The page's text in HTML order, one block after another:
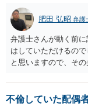
は120万円のみ和解
識を前提にすれば、１
れるため、 120万円
ます。
肥田 弘昭 弁護
弁護士さんが動く前
はしていただけるの
と思いますので、そ
不倫していた配偶